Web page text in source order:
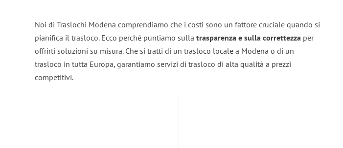
Noi di Traslochi Modena comprendiamo che i costi sono un fattore cruciale quando si
pianifica il trasloco. Ecco perché puntiamo sulla trasparenza e sulla correttezza per
offrirti soluzioni su misura. Che si tratti di un trasloco locale a Modena o di un
trasloco in tutta Europa, garantiamo servizi di trasloco di alta qualità a prezzi
competitivi.